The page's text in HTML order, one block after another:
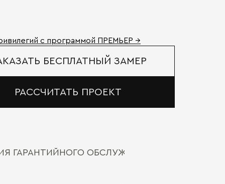
с программой ПРЕМЬЕР →
БЕСПЛАТНЫЙ ЗАМЕР
РАССЧИТАТЬ ПРОЕКТ
ГАРАНТИЙНОГО ОБСЛУЖИВАНИЯ